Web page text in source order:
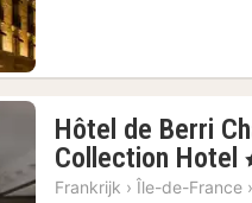
Hôtel de Berri
Collection Hotel
,
Frankrijk › Île-de-France ›